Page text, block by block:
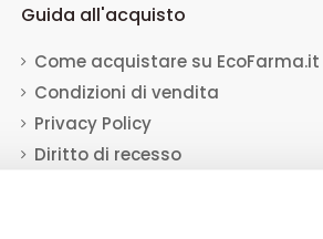
Guida all'acquisto
Come acquistare su EcoFarma.it
Condizioni di vendita
Privacy Policy
Diritto di recesso